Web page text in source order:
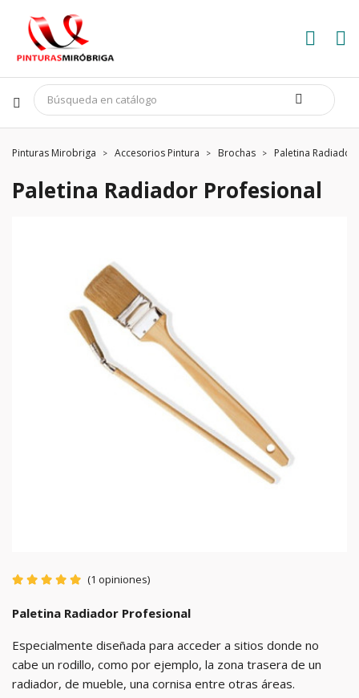
Pinturas Mirobriga Accesorios Pintura Brochas Paletina
Paletina Radiador Profesional
(1 opiniones)
Paletina Radiador Profesional
Especialmente diseñada para acceder a sitios donde no
cabe un rodillo, como por ejemplo, la zona trasera de un
radiador, de mueble, una cornisa entre otras áreas.